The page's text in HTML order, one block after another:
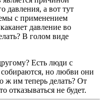
давления, а вот тут
с применением
давление во
В голом виде
Есть люди с
но любви они
ж им теперь делать? От
не будет.